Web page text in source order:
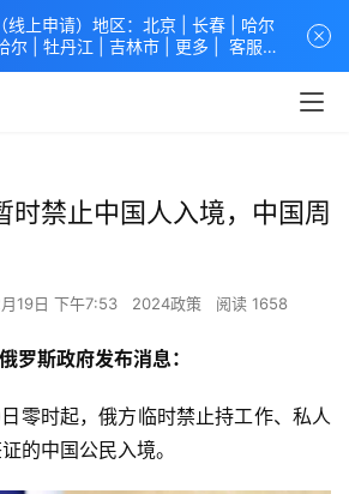
时禁止中国人入境，中国周
19日 下午7:53 2024政策 阅读 1658
罗斯政府发布消息：
零时起，俄方临时禁止持工作、私人
的中国公民入境。
上申请）地区：北京 | 长春
哈尔
尔 | 牡丹江 吉林市 | 更多 | 客服中
旅游签证 涉外公证 外交部认证 单
本站非政府网站，不隶属于大使馆！
签证 探亲签证 旅游签证 涉外公证 外
海牙认证。